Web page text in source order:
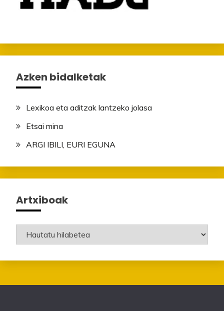
Azken bidalketak
Lexikoa eta aditzak lantzeko jolasa
Etsai mina
ARGI IBILI, EURI EGUNA
Artxiboak
Artxiboak